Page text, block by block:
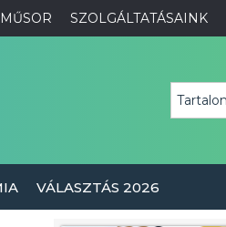
MŰSOR SZOLGÁLTATÁSAINK
VÁLASZTÁS 2026